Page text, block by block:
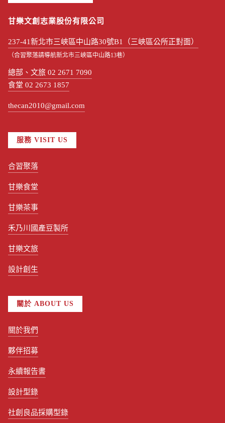
甘樂文創志業股份有限公司
237-41新北市三峽區中山路30號B1（三峽區公所正對面）
（合習聚落請導航新北市三峽區中山路13巷）
總部、文旅 02 2671 7090
食堂 02 2673 1857
thecan2010@gmail.com
服務 VISIT US
合習聚落
甘樂食堂
甘樂茶事
禾乃川國產豆製所
甘樂文旅
設計創生
關於 ABOUT US
關於我們
夥伴招募
永續報告書
設計型錄
社創良品採購型錄